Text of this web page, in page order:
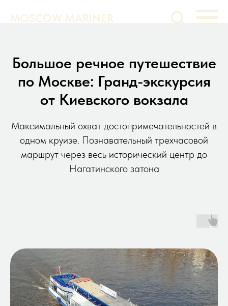
MOSCOW MARINER
Большое речное путешествие
по Москве: Гранд-экскурсия
от Киевского вокзала
Максимальный охват достопримечательностей в
одном круизе. Познавательный трехчасовой
маршрут через весь исторический центр до
Нагатинского затона